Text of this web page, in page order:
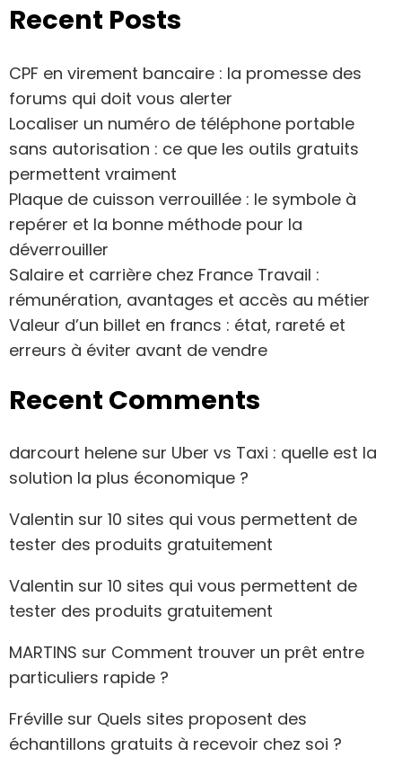
Recent Posts
CPF en virement bancaire : la promesse des
forums qui doit vous alerter
Localiser un numéro de téléphone portable
sans autorisation : ce que les outils gratuits
permettent vraiment
Plaque de cuisson verrouillée : le symbole à
repérer et la bonne méthode pour la
déverrouiller
Salaire et carrière chez France Travail :
rémunération, avantages et accès au métier
Valeur d’un billet en francs : état, rareté et
erreurs à éviter avant de vendre
Recent Comments
darcourt helene sur Uber vs Taxi : quelle est la
solution la plus économique ?
Valentin sur 10 sites qui vous permettent de
tester des produits gratuitement
Valentin sur 10 sites qui vous permettent de
tester des produits gratuitement
MARTINS sur Comment trouver un prêt entre
particuliers rapide ?
Fréville sur Quels sites proposent des
échantillons gratuits à recevoir chez soi ?